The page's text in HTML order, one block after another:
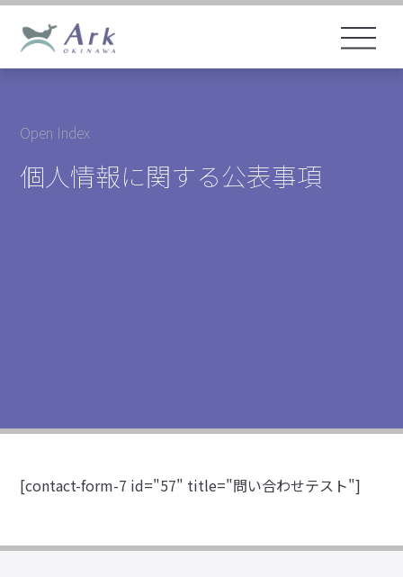
Open Index
個人情報に関する公表事項
[contact-form-7 id="57" title="問い合わせテスト"]